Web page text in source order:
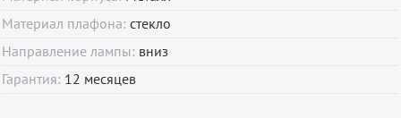
Материал плафона:стекло
Направление лампы: вниз
Гарантия: 12 месяцев